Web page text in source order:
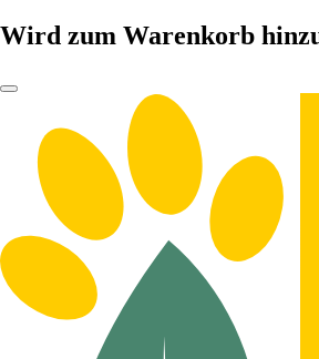
Wird zum Warenkorb